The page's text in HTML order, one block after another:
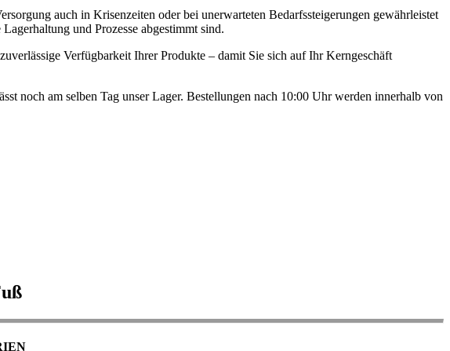
auch in Krisenzeiten oder bei unerwarteten Bedarfssteigerungen gewährleistet
und Prozesse abgestimmt sind.
Verfügbarkeit Ihrer Produkte – damit Sie sich auf Ihr Kerngeschäft
noch am selben Tag unser Lager. Bestellungen nach 10:00 Uhr werden innerhalb von